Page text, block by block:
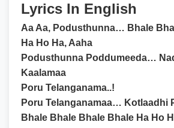
Lyrics In English
Aa Aa, Podusthunna… Bhale
Ha Ho Ha, Aaha
Podusthunna Poddumeeda…
Kaalamaa
Poru Telanganama..!
Poru Telanganamaa… Kotlaadhi
Bhale Bhale Bhale Bhale Ha Ho